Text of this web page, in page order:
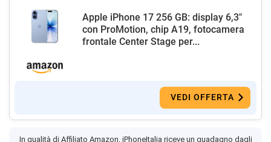
Apple iPhone 17 256 GB: display 6,3"
con ProMotion, chip A19, fotocamera
frontale Center Stage per...
VEDI OFFERTA
In qualità di Affiliato Amazon, iPhoneItalia riceve un guadagno dagli